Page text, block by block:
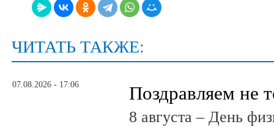
ЧИТАТЬ ТАКЖЕ:
07.08.2026 - 17:06 Поздравляем не
8 августа – День